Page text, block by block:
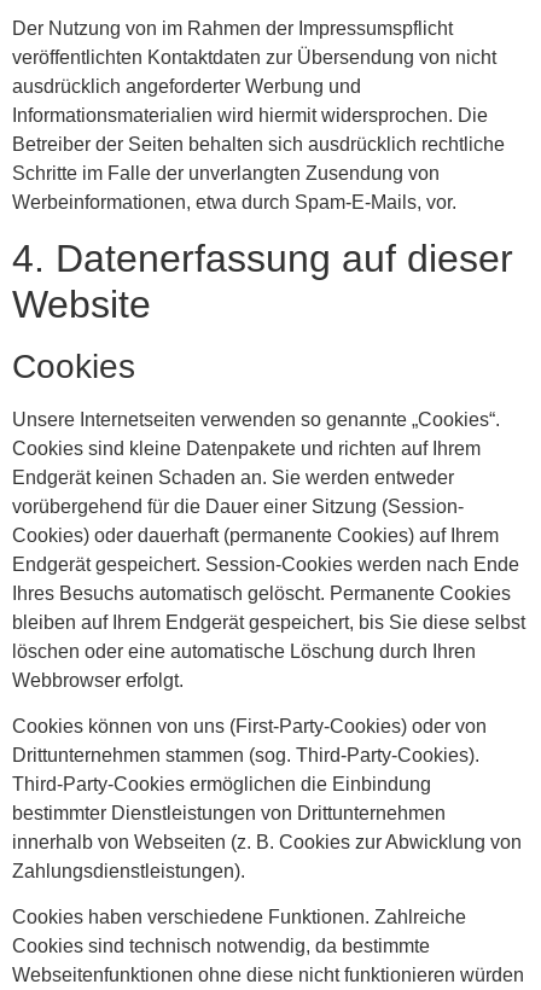
Der Nutzung von im Rahmen der Impressumspflicht
veröffentlichten Kontaktdaten zur Übersendung von nicht
ausdrücklich angeforderter Werbung und
Informationsmaterialien wird hiermit widersprochen. Die
Betreiber der Seiten behalten sich ausdrücklich rechtliche
Schritte im Falle der unverlangten Zusendung von
Werbeinformationen, etwa durch Spam-E-Mails, vor.
4. Datenerfassung auf dieser
Website
Cookies
Unsere Internetseiten verwenden so genannte „Cookies“.
Cookies sind kleine Datenpakete und richten auf Ihrem
Endgerät keinen Schaden an. Sie werden entweder
vorübergehend für die Dauer einer Sitzung (Session-
Cookies) oder dauerhaft (permanente Cookies) auf Ihrem
Endgerät gespeichert. Session-Cookies werden nach Ende
Ihres Besuchs automatisch gelöscht. Permanente Cookies
bleiben auf Ihrem Endgerät gespeichert, bis Sie diese selbst
löschen oder eine automatische Löschung durch Ihren
Webbrowser erfolgt.
Cookies können von uns (First-Party-Cookies) oder von
Drittunternehmen stammen (sog. Third-Party-Cookies).
Third-Party-Cookies ermöglichen die Einbindung
bestimmter Dienstleistungen von Drittunternehmen
innerhalb von Webseiten (z. B. Cookies zur Abwicklung von
Zahlungsdienstleistungen).
Cookies haben verschiedene Funktionen. Zahlreiche
Cookies sind technisch notwendig, da bestimmte
Webseitenfunktionen ohne diese nicht funktionieren würden